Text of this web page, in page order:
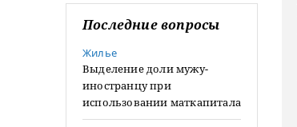
Последние вопросы
Жилье
Выделение доли мужу-
иностранцу при
использовании маткапитала